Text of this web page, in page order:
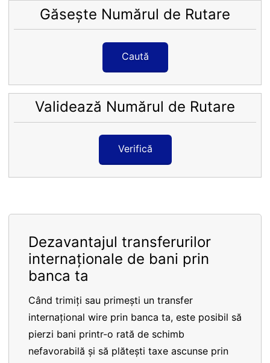
Găsește Numărul de Rutare
Caută
Validează Numărul de Rutare
Verifică
Dezavantajul transferurilor
internaționale de bani prin
banca ta
Când trimiți sau primești un transfer
internațional wire prin banca ta, este posibil să
pierzi bani printr-o rată de schimb
nefavorabilă și să plătești taxe ascunse prin